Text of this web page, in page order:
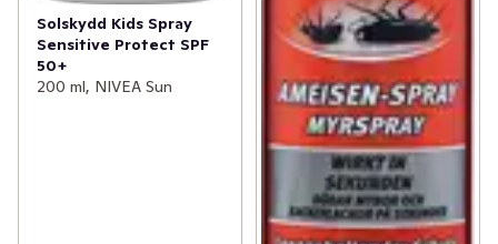
Solskydd Kids Spray
Sensitive Protect SPF
50+
200 ml, NIVEA Sun